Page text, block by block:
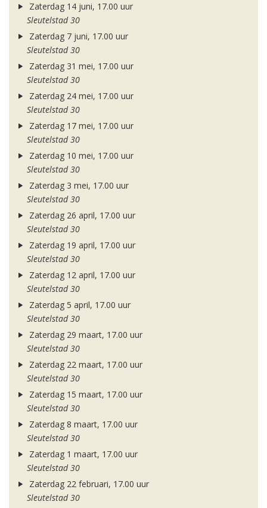
Zaterdag 14 juni, 17.00 uur
Sleutelstad 30
Zaterdag 7 juni, 17.00 uur
Sleutelstad 30
Zaterdag 31 mei, 17.00 uur
Sleutelstad 30
Zaterdag 24 mei, 17.00 uur
Sleutelstad 30
Zaterdag 17 mei, 17.00 uur
Sleutelstad 30
Zaterdag 10 mei, 17.00 uur
Sleutelstad 30
Zaterdag 3 mei, 17.00 uur
Sleutelstad 30
Zaterdag 26 april, 17.00 uur
Sleutelstad 30
Zaterdag 19 april, 17.00 uur
Sleutelstad 30
Zaterdag 12 april, 17.00 uur
Sleutelstad 30
Zaterdag 5 april, 17.00 uur
Sleutelstad 30
Zaterdag 29 maart, 17.00 uur
Sleutelstad 30
Zaterdag 22 maart, 17.00 uur
Sleutelstad 30
Zaterdag 15 maart, 17.00 uur
Sleutelstad 30
Zaterdag 8 maart, 17.00 uur
Sleutelstad 30
Zaterdag 1 maart, 17.00 uur
Sleutelstad 30
Zaterdag 22 februari, 17.00 uur
Sleutelstad 30